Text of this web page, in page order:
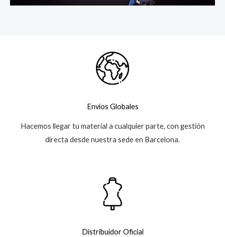
Envíos Globales
Hacemos llegar tu material a cualquier parte, con gestión
directa desde nuestra sede en Barcelona.
Distribuidor Oficial